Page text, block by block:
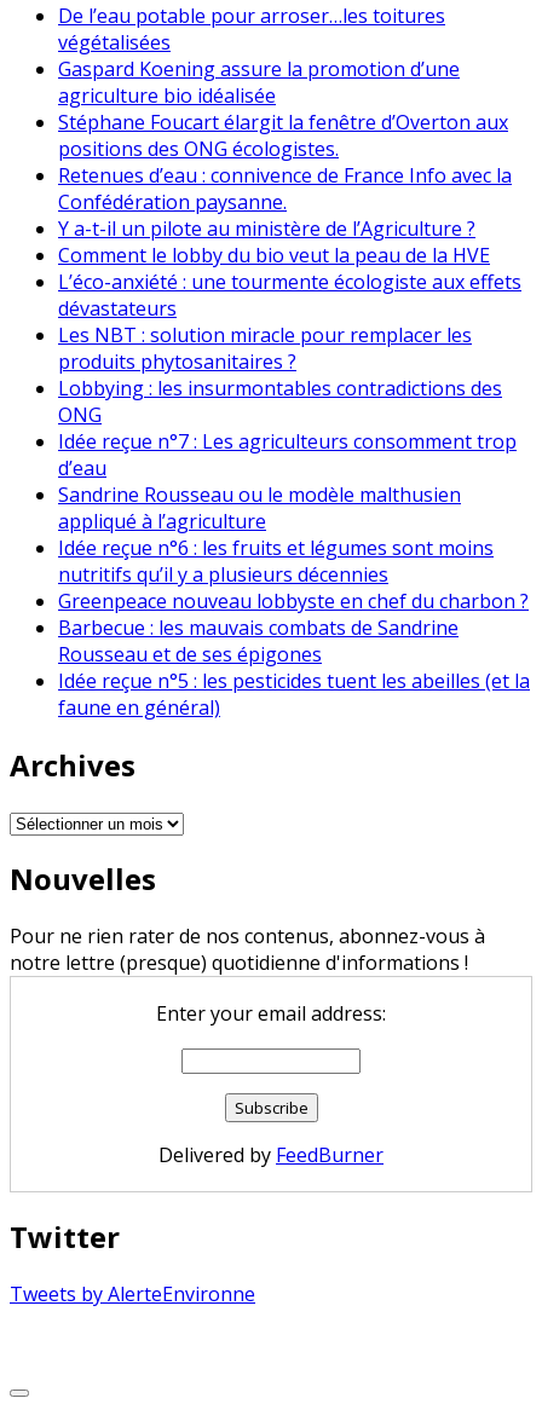
De l’eau potable pour arroser…les toitures
végétalisées
Gaspard Koening assure la promotion d’une
agriculture bio idéalisée
Stéphane Foucart élargit la fenêtre d’Overton aux
positions des ONG écologistes.
Retenues d’eau : connivence de France Info avec la
Confédération paysanne.
Y a-t-il un pilote au ministère de l’Agriculture ?
Comment le lobby du bio veut la peau de la HVE
L’éco-anxiété : une tourmente écologiste aux effets
dévastateurs
Les NBT : solution miracle pour remplacer les
produits phytosanitaires ?
Lobbying : les insurmontables contradictions des
ONG
Idée reçue n°7 : Les agriculteurs consomment trop
d’eau
Sandrine Rousseau ou le modèle malthusien
appliqué à l’agriculture
Idée reçue n°6 : les fruits et légumes sont moins
nutritifs qu’il y a plusieurs décennies
Greenpeace nouveau lobbyste en chef du charbon ?
Barbecue : les mauvais combats de Sandrine
Rousseau et de ses épigones
Idée reçue n°5 : les pesticides tuent les abeilles (et la
faune en général)
Archives
Archives
Nouvelles
Pour ne rien rater de nos contenus, abonnez-vous à
notre lettre (presque) quotidienne d'informations !
Enter your email address:
Delivered by FeedBurner
Twitter
Tweets by AlerteEnvironne
Scroll